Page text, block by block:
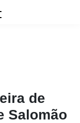
de
Salomão